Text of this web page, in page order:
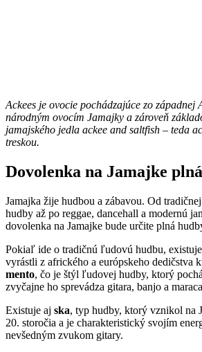
Ackees je ovocie pochádzajúce zo západnej
národným ovocím Jamajky a zároveň
jamajského jedla ackee and saltfish – teda
treskou.
Dovolenka na Jamajke
Jamajka žije hudbou a zábavou. Od
hudby až po reggae, dancehall a modernú
dovolenka na Jamajke bude určite plná
Pokiaľ ide o tradičnú ľudovú hudbu,
vyrástli z afrického a európskeho dedičstva
mento, čo je štýl ľudovej hudby, ktorý
zvyčajne ho sprevádza gitara, banjo a
Existuje aj ska, typ hudby, ktorý vznikol na
20. storočia a je charakteristický svojím
nevšedným zvukom gitary.